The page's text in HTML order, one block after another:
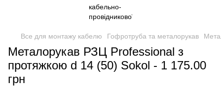
Все для монтажу кабелю Гофротруба та металорукав
Металорукав РЗЦ Professional з
протяжкою d 14 (50) Sokol - 1 175.00
грн